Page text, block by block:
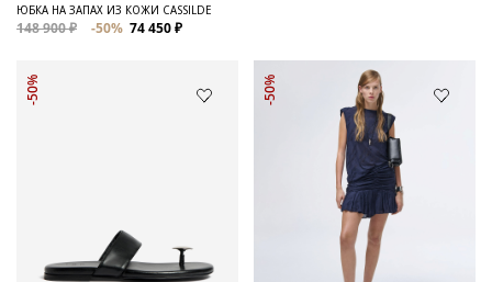
ЮБКА НА ЗАПАХ ИЗ КОЖИ CASSILDE
148 900 ₽ -50% 74 450 ₽
-50% -50%